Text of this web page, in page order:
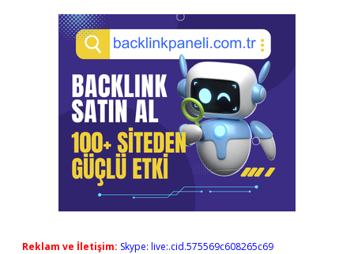
Reklam ve İletişim: Skype: live:.cid.575569c608265c69